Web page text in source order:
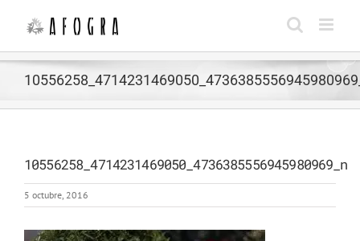
contenido
10556258_4714231469050_4736385556945980969_n
5 octubre, 2016